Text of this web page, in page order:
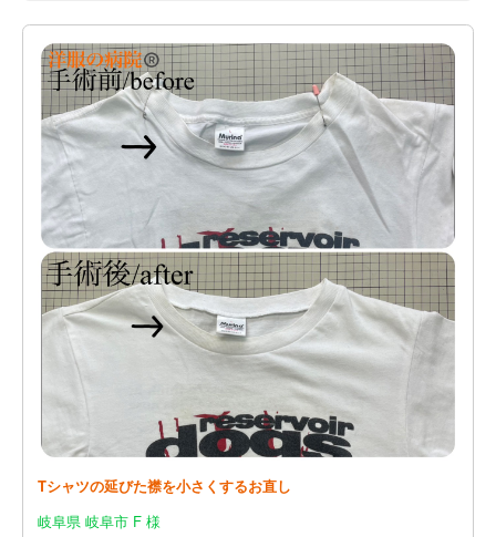
Tシャツの延びた襟を小さくするお直し
岐阜県 岐阜市 F 様